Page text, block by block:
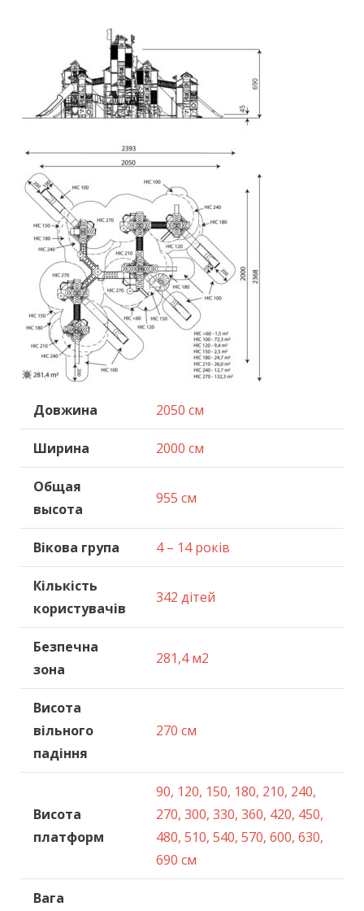
Довжина 2050 см
Ширина 2000 см
Общая
высота
955 см
Вікова група 4 – 14 років
Кількість
користувачів
342 дітей
Безпечна
зона
281,4 м2
Висота
вільного
падіння
270 см
Висота
платформ
90, 120, 150, 180, 210, 240,
270, 300, 330, 360, 420, 450,
480, 510, 540, 570, 600, 630,
690 см
Вага